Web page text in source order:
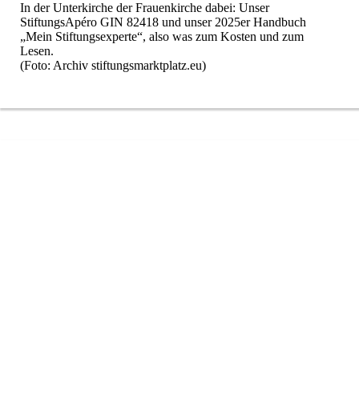
In der Unterkirche der Frauenkirche dabei: Unser
StiftungsApéro GIN 82418 und unser 2025er Handbuch
„Mein Stiftungsexperte“, also was zum Kosten und zum
Lesen.
(Foto: Archiv stiftungsmarktplatz.eu)